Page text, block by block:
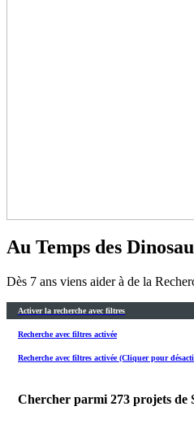
Au Temps des
Dès 7 ans viens aider à de la
Activer la recherche avec filtres
Recherche avec filtres activée
Recherche avec filtres activée (Cliquer pour
Chercher parmi 273 projets de